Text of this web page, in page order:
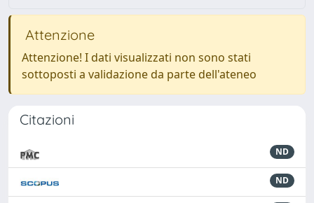
Attenzione
Attenzione! I dati visualizzati non sono stati
sottoposti a validazione da parte dell'ateneo
Citazioni
ND
ND